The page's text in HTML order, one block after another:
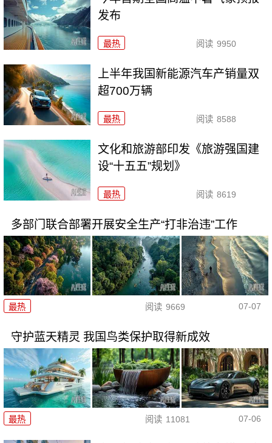
发布
最热 阅读 9950
上半年我国新能源汽车产销量双
超700万辆
最热 阅读 8588
文化和旅游部印发《旅游强国建
设“十五五”规划》
最热 阅读 8619
多部门联合部署开展安全生产“打非治违”工作
最热 阅读 9669 07-07
守护蓝天精灵 我国鸟类保护取得新成效
最热 阅读 11081 07-06